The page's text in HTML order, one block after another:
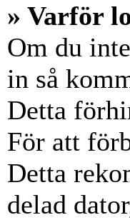
» Varför
Om du
in så
Detta
För att
Detta
delad